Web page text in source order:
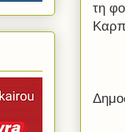
τη